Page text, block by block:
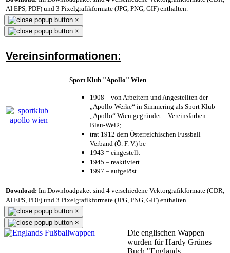
AI EPS, PDF) und 3 Pixelgrafikformate (JPG, PNG, GIF) enthalten.
×
×
Vereinsinformationen:
Sport Klub "Apollo" Wien
1908 – von Arbeitern und Angestellten der
„Apollo-Werke“ in Simmering als Sport Klub
„Apollo“ Wien gegründet – Vereinsfarben:
Blau-Weiß;
trat 1912 dem Österreichischen Fussball
Verband (Ö. F. V.) be
1943 = eingestellt
1945 = reaktiviert
1997 = aufgelöst
Download: Im Downloadpaket sind 4 verschiedene Vektorgrafikformate (CDR,
AI EPS, PDF) und 3 Pixelgrafikformate (JPG, PNG, GIF) enthalten.
×
×
Die englischen Wappen
wurden für Hardy Grünes
Buch "Englands